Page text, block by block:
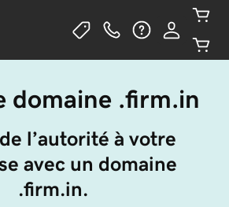
domaine .firm.in
l’autorité à votre
avec un domaine
.firm.in.